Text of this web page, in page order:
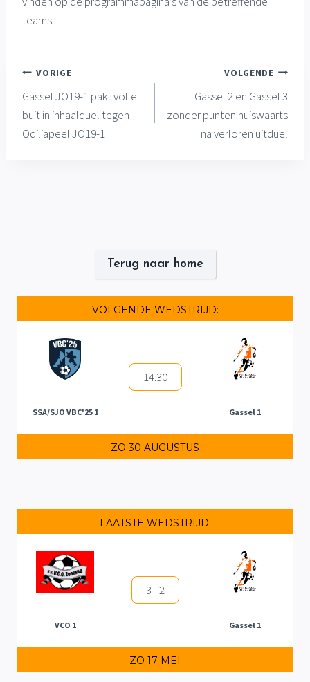
teams.
Bericht
navigatie
VORIGE
Gassel JO19-1 pakt volle
buit in inhaalduel tegen
Odiliapeel JO19-1
VOLGENDE
Gassel 2 en Gassel 3
zonder punten huiswaarts
na verloren uitduel
Terug naar home
VOLGENDE WEDSTRIJD:
SSA/SJO VBC'25 1
14:30
Gassel 1
ZO 30 AUGUSTUS
LAATSTE WEDSTRIJD:
VCO 1
3 - 2
Gassel 1
ZO 17 MEI